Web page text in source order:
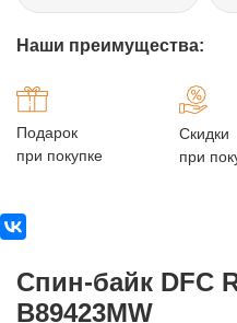
Наши преимущества:
Подарок
при покупке
Скидки
при
Cпин-байк DFC
B89423MW